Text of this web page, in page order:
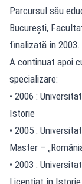
Parcursul său
București,
finalizată în 2003.
A continuat apoi
specializare:
• 2006 :
Istorie
• 2005 :
Master –
• 2003 :
Licențiat în Istorie